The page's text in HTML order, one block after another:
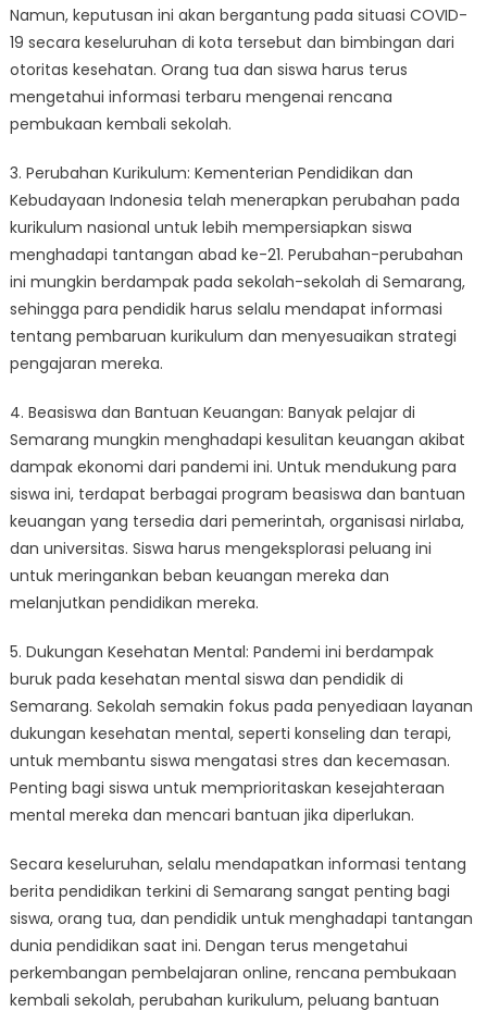
Namun, keputusan ini akan bergantung pada situasi COVID-
19 secara keseluruhan di kota tersebut dan bimbingan dari
otoritas kesehatan. Orang tua dan siswa harus terus
mengetahui informasi terbaru mengenai rencana
pembukaan kembali sekolah.
3. Perubahan Kurikulum: Kementerian Pendidikan dan
Kebudayaan Indonesia telah menerapkan perubahan pada
kurikulum nasional untuk lebih mempersiapkan siswa
menghadapi tantangan abad ke-21. Perubahan-perubahan
ini mungkin berdampak pada sekolah-sekolah di Semarang,
sehingga para pendidik harus selalu mendapat informasi
tentang pembaruan kurikulum dan menyesuaikan strategi
pengajaran mereka.
4. Beasiswa dan Bantuan Keuangan: Banyak pelajar di
Semarang mungkin menghadapi kesulitan keuangan akibat
dampak ekonomi dari pandemi ini. Untuk mendukung para
siswa ini, terdapat berbagai program beasiswa dan bantuan
keuangan yang tersedia dari pemerintah, organisasi nirlaba,
dan universitas. Siswa harus mengeksplorasi peluang ini
untuk meringankan beban keuangan mereka dan
melanjutkan pendidikan mereka.
5. Dukungan Kesehatan Mental: Pandemi ini berdampak
buruk pada kesehatan mental siswa dan pendidik di
Semarang. Sekolah semakin fokus pada penyediaan layanan
dukungan kesehatan mental, seperti konseling dan terapi,
untuk membantu siswa mengatasi stres dan kecemasan.
Penting bagi siswa untuk memprioritaskan kesejahteraan
mental mereka dan mencari bantuan jika diperlukan.
Secara keseluruhan, selalu mendapatkan informasi tentang
berita pendidikan terkini di Semarang sangat penting bagi
siswa, orang tua, dan pendidik untuk menghadapi tantangan
dunia pendidikan saat ini. Dengan terus mengetahui
perkembangan pembelajaran online, rencana pembukaan
kembali sekolah, perubahan kurikulum, peluang bantuan